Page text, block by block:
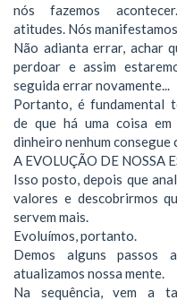
nós fazemos
atitudes. Nós
Não adianta errar, achar
perdoar e assim
seguida errar novamente...
Portanto, é fundamental
de que há uma coisa em
dinheiro nenhum consegue
A EVOLUÇÃO DE NOSSA
Isso posto, depois que
valores e descobrirmos
servem mais.
Evoluímos, portanto.
Demos alguns
atualizamos nossa mente.
Na sequência, vem a